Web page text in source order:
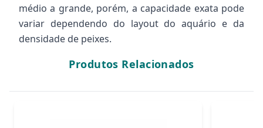
médio a grande, porém, a capacidade exata pode
variar dependendo do layout do aquário e da
densidade de peixes.
Produtos Relacionados